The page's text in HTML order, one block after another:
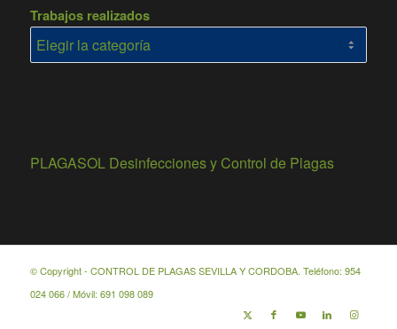
Trabajos realizados
PLAGASOL Desinfecciones y Control de Plagas
© Copyright - CONTROL DE PLAGAS SEVILLA Y CORDOBA. Teléfono: 954
024 066/ Móvil: 691 098 089